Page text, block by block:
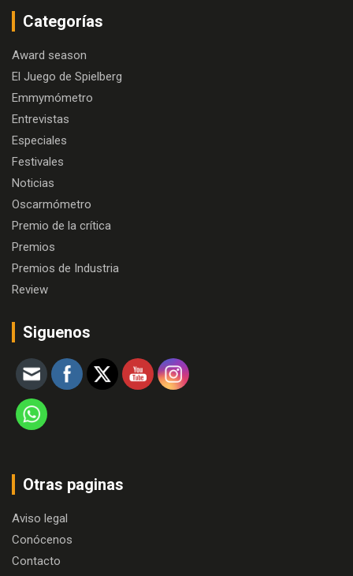
Categorías
Award season
El Juego de Spielberg
Emmymómetro
Entrevistas
Especiales
Festivales
Noticias
Oscarmómetro
Premio de la crítica
Premios
Premios de Industria
Review
Siguenos
Otras paginas
Aviso legal
Conócenos
Contacto